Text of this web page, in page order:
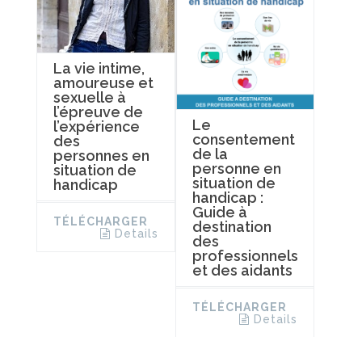
La vie intime,
amoureuse et
sexuelle à
l’épreuve de
l’expérience
des
personnes en
situation de
handicap
TÉLÉCHARGER
Details
Le
consentement
de la
personne en
situation de
handicap :
Guide à
destination
des
professionnels
et des aidants
TÉLÉCHARGER
Details